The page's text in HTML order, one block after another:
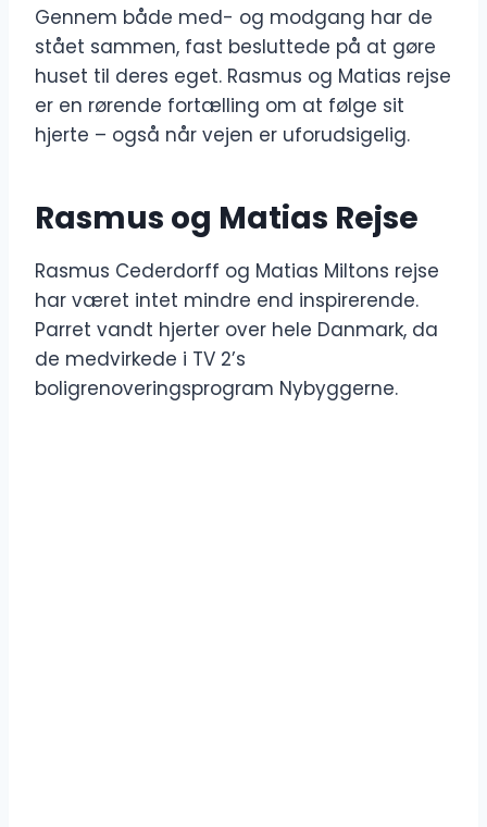
Gennem både med- og modgang har de
stået sammen, fast besluttede på at gøre
huset til deres eget. Rasmus og Matias rejse
er en rørende fortælling om at følge sit
hjerte – også når vejen er uforudsigelig.
Rasmus og Matias Rejse
Rasmus Cederdorff og Matias Miltons rejse
har været intet mindre end inspirerende.
Parret vandt hjerter over hele Danmark, da
de medvirkede i TV 2’s
boligrenoveringsprogram Nybyggerne.